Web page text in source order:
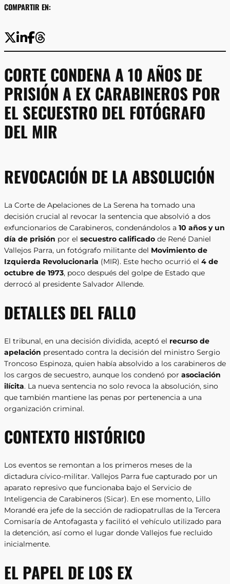
COMPARTIR EN:
CORTE CONDENA A 10 AÑOS DE
PRISIÓN A EX CARABINEROS POR
EL SECUESTRO DEL FOTÓGRAFO
DEL MIR
REVOCACIÓN DE LA ABSOLUCIÓN
La Corte de Apelaciones de La Serena ha tomado una
decisión crucial al revocar la sentencia que absolvió a dos
exfuncionarios de Carabineros, condenándolos a 10 años y un
día de prisión por el secuestro calificado de René Daniel
Vallejos Parra, un fotógrafo militante del Movimiento de
Izquierda Revolucionaria (MIR). Este hecho ocurrió el 4 de
octubre de 1973, poco después del golpe de Estado que
derrocó al presidente Salvador Allende.
DETALLES DEL FALLO
El tribunal, en una decisión dividida, aceptó el recurso de
apelación presentado contra la decisión del ministro Sergio
Troncoso Espinoza, quien había absolvido a los carabineros de
los cargos de secuestro, aunque los condenó por asociación
ilícita. La nueva sentencia no solo revoca la absolución, sino
que también mantiene las penas por pertenencia a una
organización criminal.
CONTEXTO HISTÓRICO
Los eventos se remontan a los primeros meses de la
dictadura cívico-militar. Vallejos Parra fue capturado por un
aparato represivo que funcionaba bajo el Servicio de
Inteligencia de Carabineros (Sicar). En ese momento, Lillo
Morandé era jefe de la sección de radiopatrullas de la Tercera
Comisaría de Antofagasta y facilitó el vehículo utilizado para
la detención, así como el lugar donde Vallejos fue recluido
inicialmente.
EL PAPEL DE LOS EX